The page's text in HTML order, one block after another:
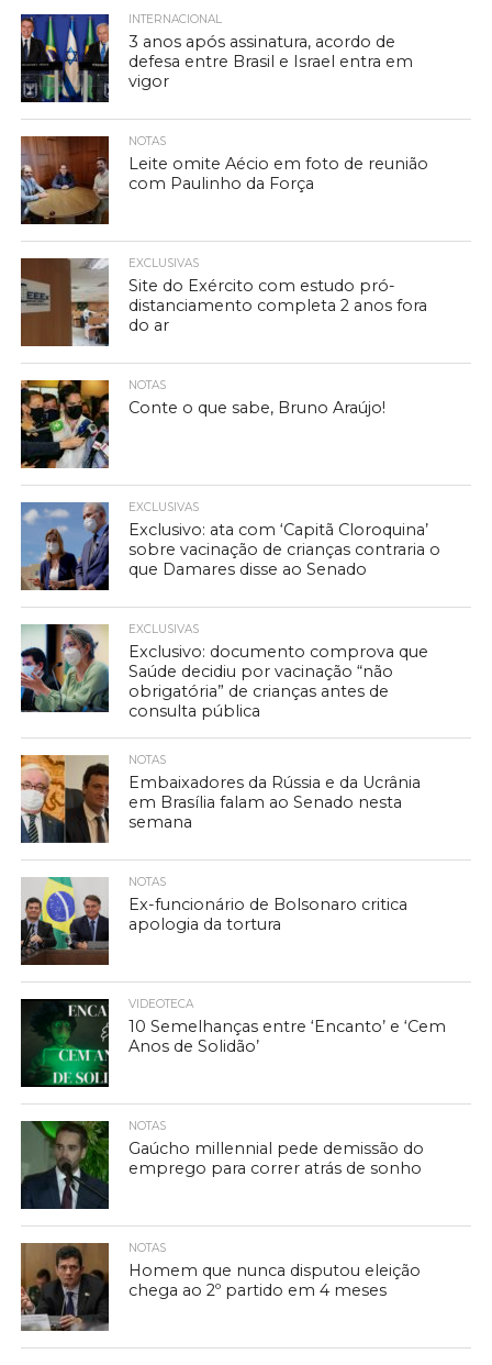
INTERNACIONAL
3 anos após assinatura, acordo de
defesa entre Brasil e Israel entra em
vigor
NOTAS
Leite omite Aécio em foto de reunião
com Paulinho da Força
EXCLUSIVAS
Site do Exército com estudo pró-
distanciamento completa 2 anos fora
do ar
NOTAS
Conte o que sabe, Bruno Araújo!
EXCLUSIVAS
Exclusivo: ata com ‘Capitã Cloroquina’
sobre vacinação de crianças contraria o
que Damares disse ao Senado
EXCLUSIVAS
Exclusivo: documento comprova que
Saúde decidiu por vacinação “não
obrigatória” de crianças antes de
consulta pública
NOTAS
Embaixadores da Rússia e da Ucrânia
em Brasília falam ao Senado nesta
semana
NOTAS
Ex-funcionário de Bolsonaro critica
apologia da tortura
VIDEOTECA
10 Semelhanças entre ‘Encanto’ e ‘Cem
Anos de Solidão’
NOTAS
Gaúcho millennial pede demissão do
emprego para correr atrás de sonho
NOTAS
Homem que nunca disputou eleição
chega ao 2º partido em 4 meses